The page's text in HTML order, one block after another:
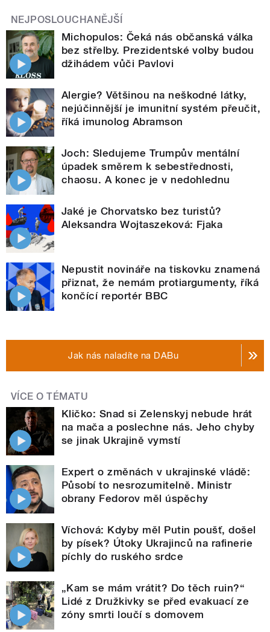
NEJPOSLOUCHANĚJŠÍ
Michopulos: Čeká nás občanská válka
bez střelby. Prezidentské volby budou
džihádem vůči Pavlovi
Alergie? Většinou na neškodné látky,
nejúčinnější je imunitní systém přeučit,
říká imunolog Abramson
Joch: Sledujeme Trumpův mentální
úpadek směrem k sebestřednosti,
chaosu. A konec je v nedohlednu
Jaké je Chorvatsko bez turistů?
Aleksandra Wojtaszeková: Fjaka
Nepustit novináře na tiskovku znamená
přiznat, že nemám protiargumenty, říká
končící reportér BBC
Jak nás naladíte na DABu
VÍCE O TÉMATU
Kličko: Snad si Zelenskyj nebude hrát
na mača a poslechne nás. Jeho chyby
se jinak Ukrajině vymstí
Expert o změnách v ukrajinské vládě:
Působí to nesrozumitelně. Ministr
obrany Fedorov měl úspěchy
Víchová: Kdyby měl Putin poušť, došel
by písek? Útoky Ukrajinců na rafinerie
píchly do ruského srdce
„Kam se mám vrátit? Do těch ruin?“
Lidé z Družkivky se před evakuací ze
zóny smrti loučí s domovem